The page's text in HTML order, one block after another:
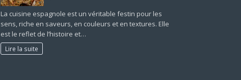
La cuisine espagnole est un véritable festin pour les
sens, riche en saveurs, en couleurs et en textures. Elle
est le reflet de l’histoire et…
Lire la suite